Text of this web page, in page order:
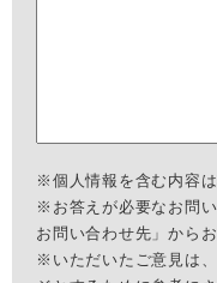
※個人情報を含む内容
※お答えが必要なお問
お問い合わせ先」から
※いただいたご意見は